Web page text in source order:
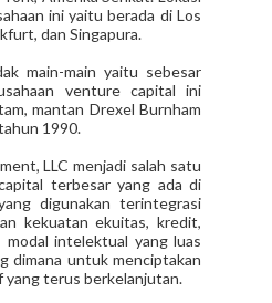
ini yaitu berada di Los
dan Singapura.
main-main yaitu sebesar
venture capital ini
mantan Drexel Burnham
1990.
LLC menjadi salah satu
terbesar yang ada di
digunakan terintegrasi
kekuatan ekuitas, kredit,
intelektual yang luas
dimana untuk menciptakan
terus berkelanjutan.